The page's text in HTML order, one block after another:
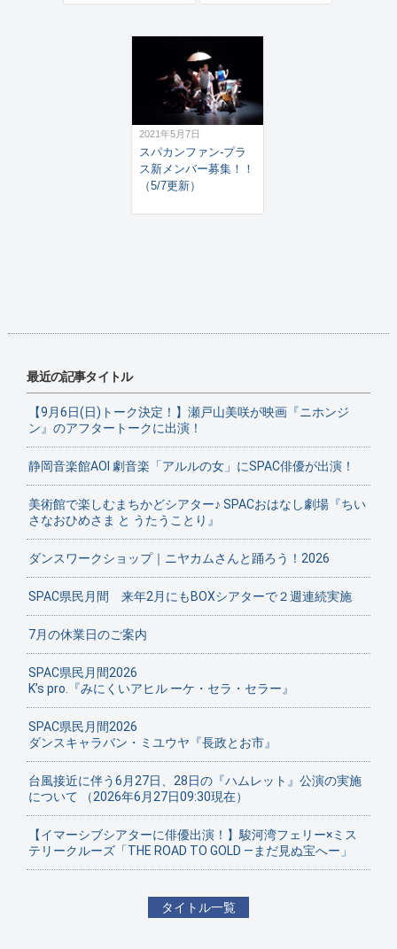
2021年5月7日
スパカンファン-プラ
ス新メンバー募集！！
（5/7更新）
最近の記事タイトル
【9月6日(日)トーク決定！】瀬戸山美咲が映画『ニホンジ
ン』のアフタートークに出演！
静岡音楽館AOI 劇音楽「アルルの女」にSPAC俳優が出演！
美術館で楽しむまちかどシアター♪ SPACおはなし劇場『ちい
さなおひめさま と うたうことり』
ダンスワークショップ｜ニヤカムさんと踊ろう！2026
SPAC県民月間 来年2月にもBOXシアターで２週連続実施
7月の休業日のご案内
SPAC県民月間2026
K’s pro.『みにくいアヒル ーケ・セラ・セラー』
SPAC県民月間2026
ダンスキャラバン・ミユウヤ『長政とお市』
台風接近に伴う6月27日、28日の『ハムレット』公演の実施
について （2026年6月27日09:30現在）
【イマーシブシアターに俳優出演！】駿河湾フェリー×ミス
テリークルーズ「THE ROAD TO GOLD ―まだ見ぬ宝へー」
タイトル一覧